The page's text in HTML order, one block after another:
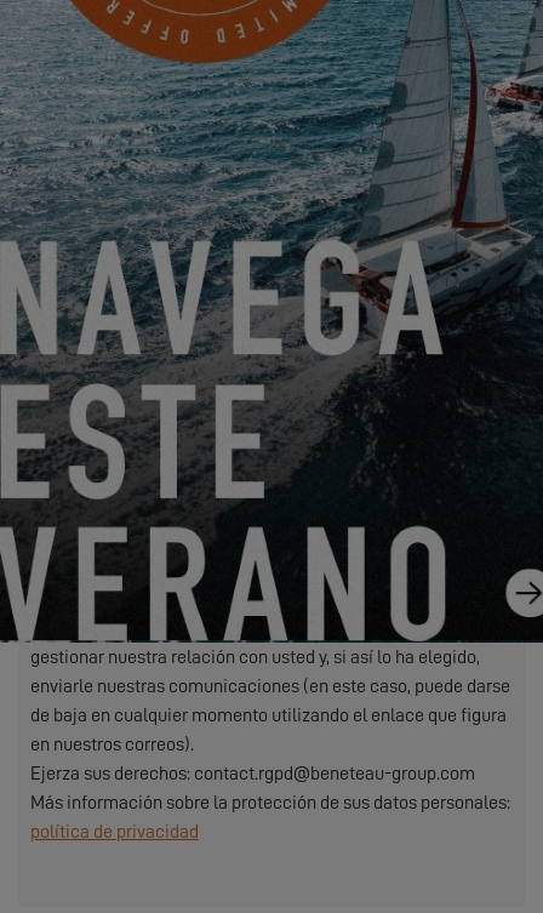
Deseo recibir por correo electrónico noticias, eventos y
ofertas de EXCESS.
Friendly Captcha
Procesar su solicitud requiere la transferencia de los datos
personales ingresados ​​en los campos obligatorios de este
formulario al concesionario que haya seleccionado para que
pueda contactarlo nuevamente. Al hacer clic en el botón
“ENVIAR”, confirma su aceptación de la transferencia de
estos datos.
ENVIAR
EXCESS se refiere a Construction Navale Bordeaux actuando
en calidad de responsable del tratamiento de datos. Sus datos
personales son tratados con el fin de responder a su solicitud,
gestionar nuestra relación con usted y, si así lo ha elegido,
enviarle nuestras comunicaciones (en este caso, puede darse
de baja en cualquier momento utilizando el enlace que figura
en nuestros correos).
Ejerza sus derechos: contact.rgpd@beneteau-group.com
Más información sobre la protección de sus datos personales:
política de privacidad